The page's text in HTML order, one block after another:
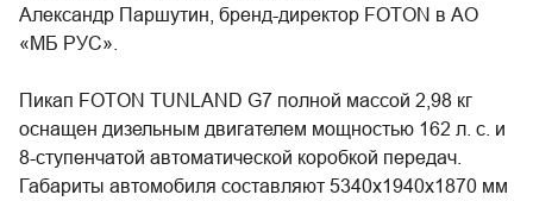
Александр Паршутин, бренд-директор FOTON в АО
«МБ РУС».
Пикап FOTON TUNLAND G7 полной массой 2,98 кг
оснащен дизельным двигателем мощностью 162 л. с. и
8-ступенчатой автоматической коробкой передач.
Габариты автомобиля составляют 5340х1940х1870 мм